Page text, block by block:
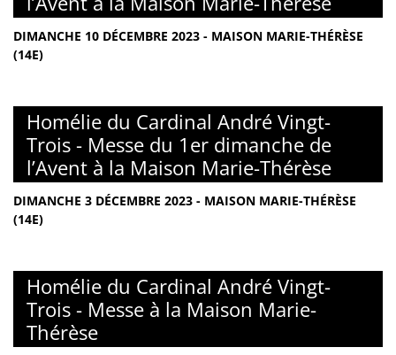
DIMANCHE 10 DÉCEMBRE 2023 - MAISON MARIE-THÉRÈSE
(14E)
Homélie du Cardinal André Vingt-
Trois - Messe du 1er dimanche de
l’Avent à la Maison Marie-Thérèse
DIMANCHE 3 DÉCEMBRE 2023 - MAISON MARIE-THÉRÈSE
(14E)
Homélie du Cardinal André Vingt-
Trois - Messe à la Maison Marie-
Thérèse